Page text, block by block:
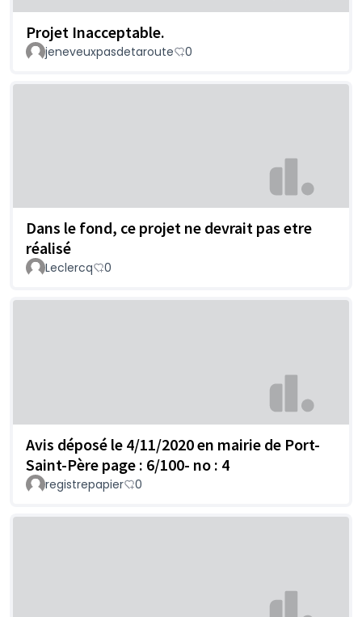
Projet Inacceptable.
jeneveuxpasdetaroute 0
Dans le fond, ce projet ne devrait pas etre
réalisé
Leclercq 0
Avis déposé le 4/11/2020 en mairie de Port-
Saint-Père page : 6/100- no : 4
registrepapier 0